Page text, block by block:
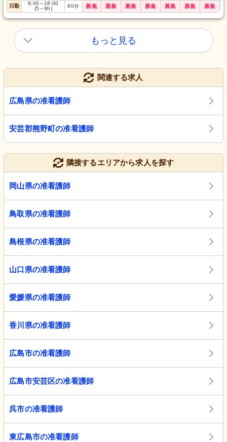
日勤
9:00～18:00
(5 ～9h) 60分 募集 募集 募集 募集 募集 募集 募集
もっと見る
関連する求人
広島県の准看護師
安芸郡熊野町の准看護師
隣接するエリアから求人を探す
岡山県の准看護師
鳥取県の准看護師
島根県の准看護師
山口県の准看護師
愛媛県の准看護師
香川県の准看護師
広島市の准看護師
広島市安芸区の准看護師
呉市の准看護師
東広島市の准看護師